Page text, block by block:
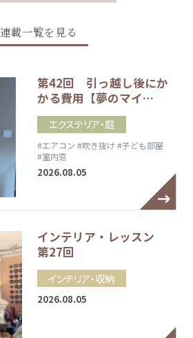
連載一覧を見る
第42回 引っ越し後にか
かる費用【夢のマイ…
エクステリア・庭
#エアコン #吹き抜け #子ども部屋
#室内窓
2026.08.05
インテリア・レッスン
第27回
インテリア・収納
2026.08.05